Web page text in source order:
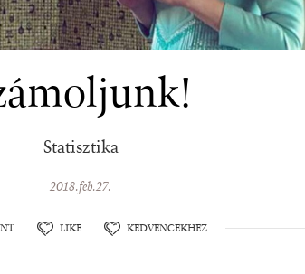
Statisztika
2018.feb.27.
LIKE KEDVENCEKHEZ